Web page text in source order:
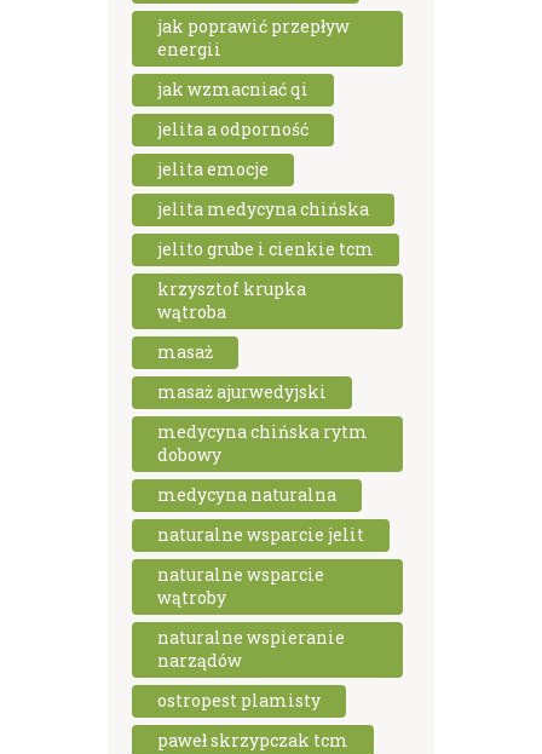
jak poprawić przepływ
energii
jak wzmacniać qi
jelita a odporność
jelita emocje
jelita medycyna chińska
jelito grube i cienkie tcm
krzysztof krupka
wątroba
masaż
masaż ajurwedyjski
medycyna chińska rytm
dobowy
medycyna naturalna
naturalne wsparcie jelit
naturalne wsparcie
wątroby
naturalne wspieranie
narządów
ostropest plamisty
paweł skrzypczak tcm